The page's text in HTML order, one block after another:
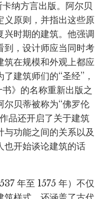
纳方言出版。阿尔贝
义原则，并指出这些原
兴时期的建筑。他强调
到，设计师应当同时考
筑在规模和外观上都应
建筑师们的“圣经”，
》的名称重新出版之
尔贝蒂被称为“佛罗伦
品还开启了关于建筑
功能之间的关系以及
也开始谈论建筑的话
年至 1575 年）不仅